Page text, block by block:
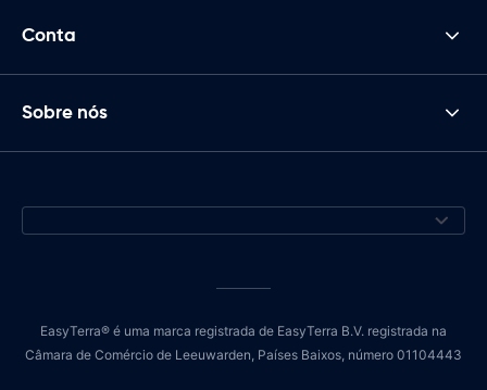
Conta
Sobre nós
EasyTerra® é uma marca registrada de EasyTerra B.V. registrada na
Câmara de Comércio de Leeuwarden, Países Baixos, número 01104443